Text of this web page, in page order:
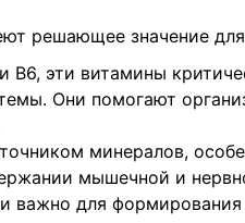
решающее значение
В6, эти витамины
Они помогают
минералов,
мышечной и
важно для